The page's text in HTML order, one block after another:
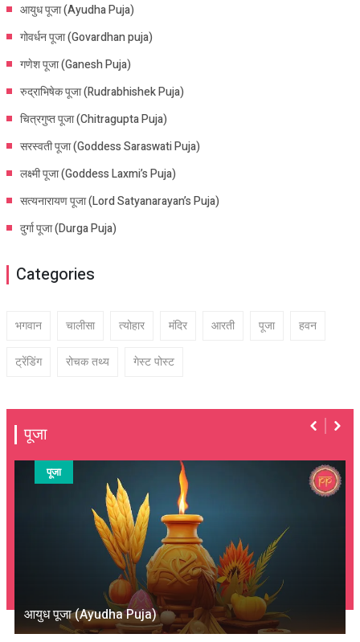
आयुध पूजा (Ayudha Puja)
गोवर्धन पूजा (Govardhan puja)
गणेश पूजा (Ganesh Puja)
रुद्राभिषेक पूजा (Rudrabhishek Puja)
चित्रगुप्त पूजा (Chitragupta Puja)
सरस्वती पूजा (Goddess Saraswati Puja)
लक्ष्मी पूजा (Goddess Laxmi’s Puja)
सत्यनारायण पूजा (Lord Satyanarayan’s Puja)
दुर्गा पूजा (Durga Puja)
Categories
भगवान चालीसा त्योहार मंदिर आरती पूजा हवन
ट्रेंडिंग रोचक तथ्य गेस्ट पोस्ट
पूजा
आयुध पूजा (Ayudha Puja)
पूजा